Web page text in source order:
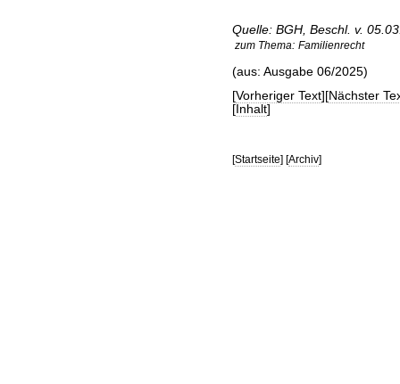
Quelle: BGH, Beschl. v.
zum Thema: Familienrecht
(aus: Ausgabe 06/2025)
[Vorheriger Text][Nächster
[Inhalt]
[Startseite] [Archiv]